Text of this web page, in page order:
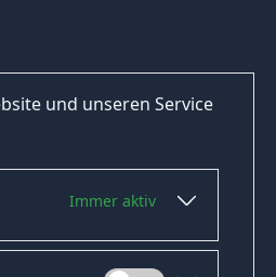
und unseren Service
Immer aktiv